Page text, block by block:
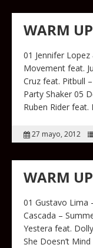
WARM
01 Jennifer
Movement feat.
Cruz feat. Pitbull
Party Shaker 05
Ruben Rider
27 mayo, 2012
WARM
01 Gustavo Lima
Cascada –
Yestera feat.
She Doesn’t